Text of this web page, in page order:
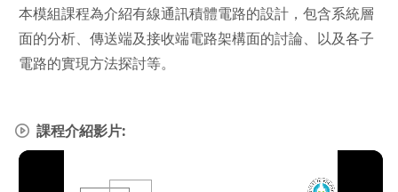
本模組課程為介紹有線通訊積體電路的設計，包含系統層
面的分析、傳送端及接收端電路架構面的討論、以及各子
電路的實現方法探討等。
課程介紹影片: